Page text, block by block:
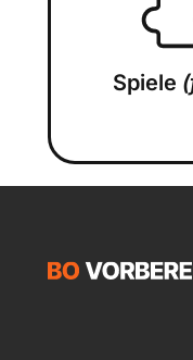
Spiele